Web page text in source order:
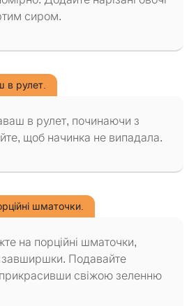
сиром.
в рулет.
в рулет, починаючи з
щоб начинка не випадала.
шматочки.
на порційні шматочки,
Подавайте
прикрасивши свіжою зеленню